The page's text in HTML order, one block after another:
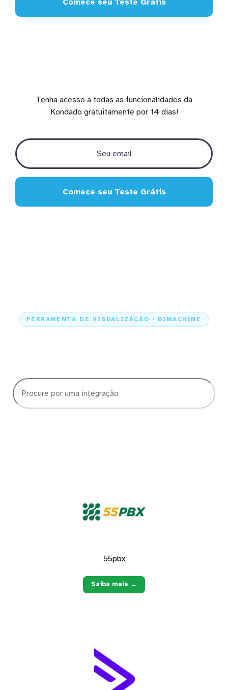
Tenha acesso a todas as funcionalidades da
Kondado gratuitamente por 14 dias!
Comece seu Teste Grátis
FERRAMENTA DE VISUALIZAÇÃO · BIMACHINE
55pbx
Saiba mais →